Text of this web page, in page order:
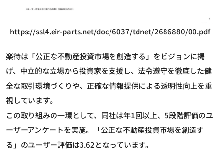
https://ssl4.eir-parts.net/doc/6037/tdnet/2686880/00.pdf
楽待は「公正な不動産投資市場を創造する」をビジョンに掲
げ、中立的な立場から投資家を支援し、法令遵守を徹底した健
全な取引環境づくりや、正確な情報提供による透明性向上を重
視しています。
この取り組みの一環として、同社は年1回以上、5段階評価のユ
ーザーアンケートを実施。「公正な不動産投資市場を創造す
る」のユーザー評価は3.62となっています。